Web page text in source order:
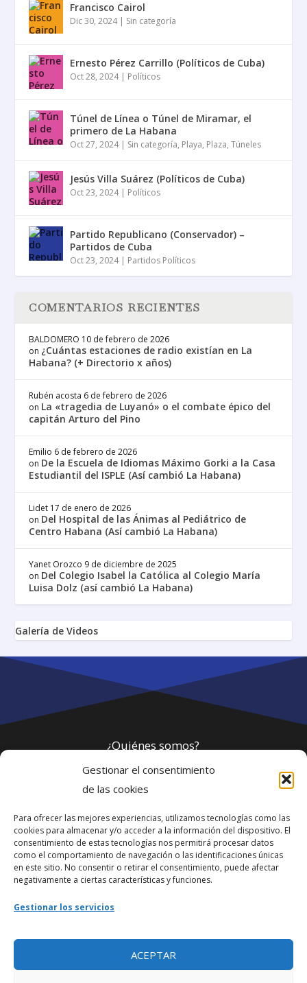
Gestionar el consentimiento
de las cookies
Para ofrecer las mejores experiencias, utilizamos tecnologías como las
cookies para almacenar y/o acceder a la información del dispositivo. El
consentimiento de estas tecnologías nos permitirá procesar datos
como el comportamiento de navegación o las identificaciones únicas
en este sitio. No consentir o retirar el consentimiento, puede afectar
negativamente a ciertas características y funciones.
Gestionar los servicios
ACEPTAR
Francisco Cairol
Dic 30, 2024| Sin categoría
Ernesto Pérez Carrillo (Políticos de Cuba)
Oct 28, 2024| Políticos
Túnel de Línea o Túnel de Miramar, el
primero de La Habana
Oct 27, 2024| Sin categoría, Playa, Plaza,Túneles
Jesús Villa Suárez (Políticos de Cuba)
Oct 23, 2024| Políticos
Partido Republicano (Conservador) –
Partidos de Cuba
Oct 23, 2024| Partidos Políticos
COMENTARIOS RECIENTES
BALDOMERO 10 de febrero de 2026
on ¿Cuántas estaciones de radio existían en La
Habana? (+ Directorio x años)
Rubén acosta 6 de febrero de 2026
on La «tragedia de Luyanó» o el combate épico del
capitán Arturo del Pino
Emilio 6 de febrero de 2026
on De la Escuela de Idiomas Máximo Gorki a la Casa
Estudiantil del ISPLE (Así cambió La Habana)
Lidet 17 de enero de 2026
on Del Hospital de las Ánimas al Pediátrico de
Centro Habana (Así cambió La Habana)
Yanet Orozco 9 de diciembre de 2025
on Del Colegio Isabel la Católica al Colegio María
Luisa Dolz (así cambió La Habana)
Galería de Videos
¿Quiénes somos?
Política de privacidad
Webmaster
soporte@fotosdlahabana.com
Nuestro e-mail:
Ir al grupo de Facebook